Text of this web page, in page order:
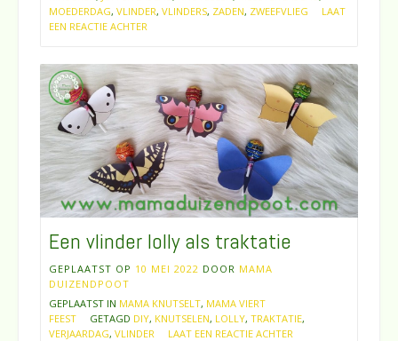
MOEDERDAG, VLINDER, VLINDERS, ZADEN, ZWEEFVLIEG
LAAT
EEN REACTIE ACHTER
Een vlinder lolly als traktatie
GEPLAATST OP 10 MEI 2022 DOOR MAMA
DUIZENDPOOT
GEPLAATST IN MAMA KNUTSELT, MAMA VIERT
FEEST
GETAGD DIY, KNUTSELEN, LOLLY, TRAKTATIE,
VERJAARDAG, VLINDER LAAT EEN REACTIE ACHTER